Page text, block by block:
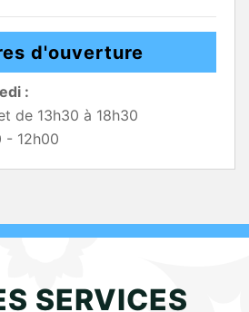
d'ouverture
:
de 13h30 à 18h30
- 12h00
SERVICES